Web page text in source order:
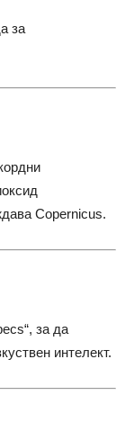
за
Copernicus.
за да
интелект.